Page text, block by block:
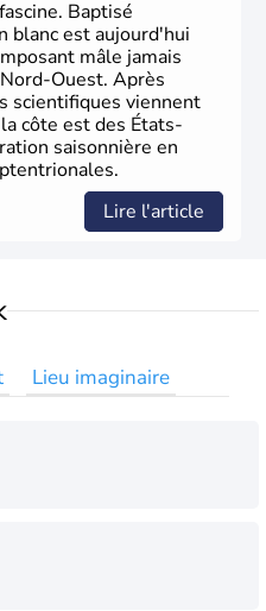
Baptisé
blanc est aujourd'hui
mâle jamais
Ouest. Après
scientifiques viennent
côte est des États-
saisonnière en
Lire l'article
Lieu imaginaire